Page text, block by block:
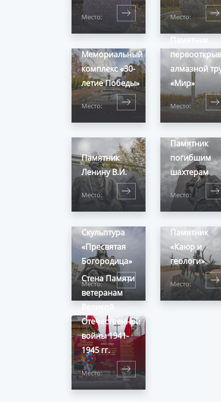
Место: Место:
Мемориальный
комплекс «30-
летие Победы»
Место:
Памятник
алмазной
«Мир»
Место:
Памятник
Ленину В.И.
Место:
Памятник
погибшим
шахтерам
Место:
Скульптура
«Пресвятая
Богородица»
Место:
Памятник
«Каюр и
геологи»
Место:
Стена Памяти
ветеранам
Великой
Отечественной
войны 1941-
1945 гг.
Место: